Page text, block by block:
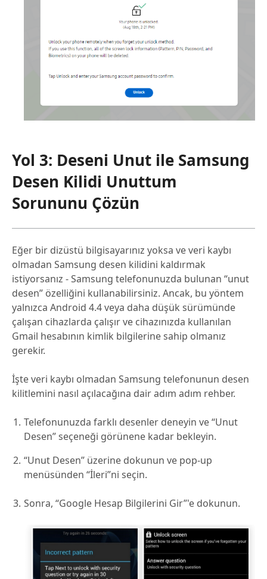
Yol 3: Deseni Unut ile Samsung
Desen Kilidi Unuttum
Sorununu Çözün
Eğer bir dizüstü bilgisayarınız yoksa ve veri kaybı
olmadan Samsung desen kilidini kaldırmak
istiyorsanız - Samsung telefonunuzda bulunan “unut
desen” özelliğini kullanabilirsiniz. Ancak, bu yöntem
yalnızca Android 4.4 veya daha düşük sürümünde
çalışan cihazlarda çalışır ve cihazınızda kullanılan
Gmail hesabının kimlik bilgilerine sahip olmanız
gerekir.
İşte veri kaybı olmadan Samsung telefonunun desen
kilitlemini nasıl açılacağına dair adım adım rehber.
Telefonunuzda farklı desenler deneyin ve “Unut
Desen” seçeneği görünene kadar bekleyin.
“Unut Desen” üzerine dokunun ve pop-up
menüsünden “İleri”ni seçin.
Sonra, “Google Hesap Bilgilerini Gir”'e dokunun.